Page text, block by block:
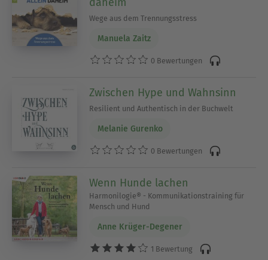
Wege aus dem Trennungsstress
Manuela Zaitz
0 Bewertungen
Zwischen Hype und Wahnsinn
Resilient und Authentisch in der Buchwelt
Melanie Gurenko
0 Bewertungen
Wenn Hunde lachen
Harmonilogie® - Kommunikationstraining für
Mensch und Hund
Anne Krüger-Degener
1 Bewertung